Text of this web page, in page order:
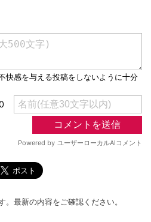
最新の内容をご確認ください。